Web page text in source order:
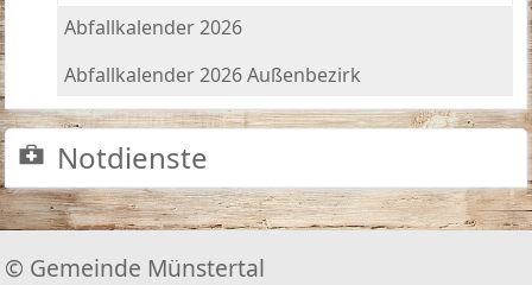
Abfallkalender 2026
Abfallkalender 2026 Außenbezirk
Notdienste
© Gemeinde Münstertal